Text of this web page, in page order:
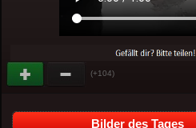
(+104)
Bilder des Tages